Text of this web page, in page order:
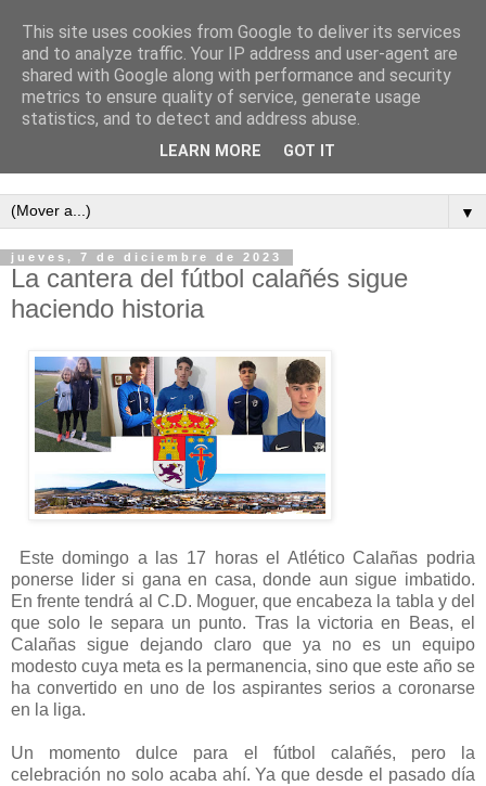
Semanario independiente de Calañas
▼
jueves, 7 de diciembre de 2023
La cantera del fútbol calañés sigue
haciendo historia
Este domingo a las 17 horas el Atlético Calañas podria
ponerse lider si gana en casa, donde aun sigue imbatido.
En frente tendrá al C.D. Moguer, que encabeza la tabla y del
que solo le separa un punto. Tras la victoria en Beas, el
Calañas sigue dejando claro que ya no es un equipo
modesto cuya meta es la permanencia, sino que este año se
ha convertido en uno de los aspirantes serios a coronarse
en la liga.
Un momento dulce para el fútbol calañés, pero la
celebración no solo acaba ahí. Ya que desde el pasado día
This site uses cookies from Google to deliver its services
and to analyze traffic. Your IP address and user-agent are
shared with Google along with performance and security
metrics to ensure quality of service, generate usage
statistics, and to detect and address abuse.
LEARN MORE GOT IT